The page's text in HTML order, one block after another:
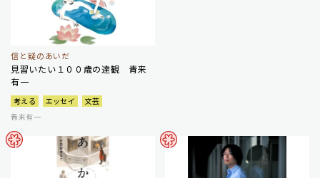
信と疑のあいだ
見習いたい１００歳の達観 青来
有一
考える エッセイ
文芸
青来有一